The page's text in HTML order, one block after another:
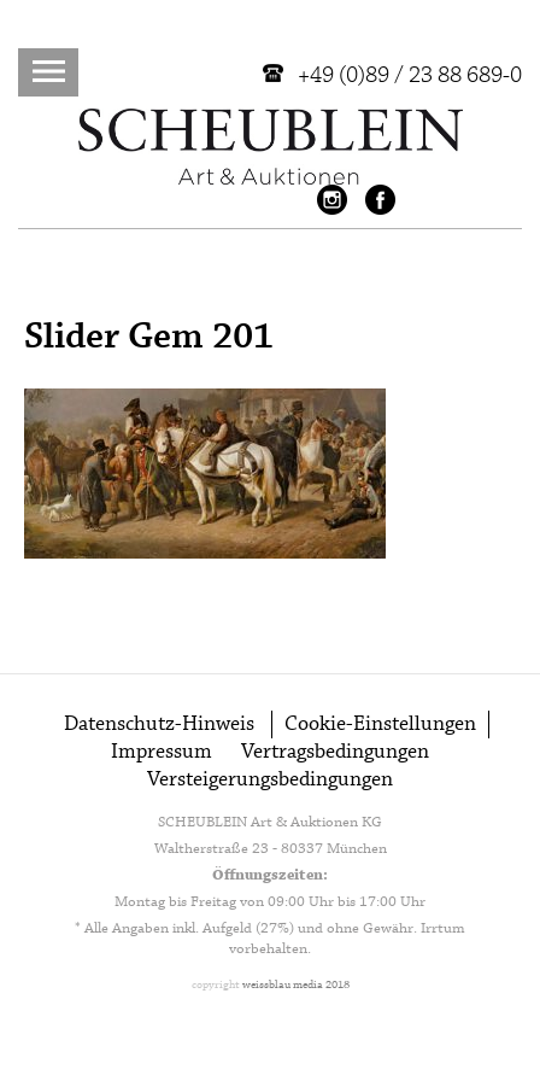
+49 (0)89 / 23 88 689-0
Slider Gem 201
Datenschutz-Hinweis
Cookie-Einstellungen
Impressum
Vertragsbedingungen
Versteigerungsbedingungen
SCHEUBLEIN Art & Auktionen KG
Waltherstraße 23 - 80337 München
Öffnungszeiten:
Montag bis Freitag von 09:00 Uhr bis 17:00 Uhr
* Alle Angaben inkl. Aufgeld (27%) und ohne Gewähr. Irrtum
vorbehalten.
copyright weissblau media 2018